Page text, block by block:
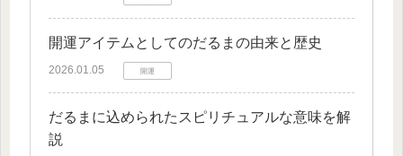
開運アイテムとしてのだるまの由来と歴史
2026.01.05 開運
だるまに込められたスピリチュアルな意味を解
説